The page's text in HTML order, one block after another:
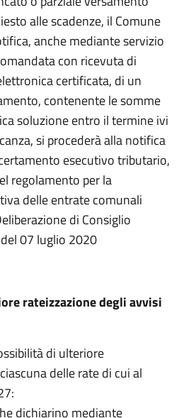
alle scadenze, il Comune
anche mediante servizio
con ricevuta di
certificata, di un
contenente le somme
soluzione entro il termine ivi
si procederà alla notifica
esecutivo tributario,
regolamento per la
delle entrate comunali
di Consiglio
07 luglio 2020
rateizzazione degli avvisi
di ulteriore
delle rate di cui al
dichiarino mediante